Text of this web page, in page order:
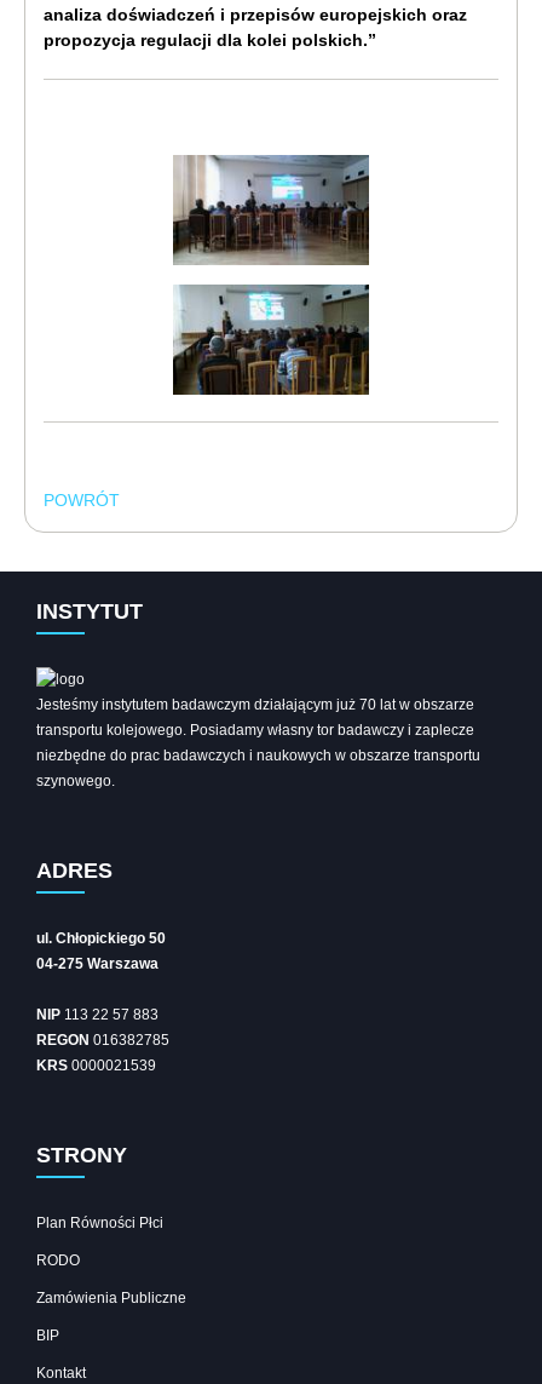
analiza doświadczeń i przepisów europejskich oraz
propozycja regulacji dla kolei polskich.”
POWRÓT
INSTYTUT
Jesteśmy instytutem badawczym działającym już 70 lat w obszarze
transportu kolejowego. Posiadamy własny tor badawczy i zaplecze
niezbędne do prac badawczych i naukowych w obszarze transportu
szynowego.
ADRES
ul. Chłopickiego 50
04-275 Warszawa
NIP 113 22 57 883
REGON 016382785
KRS 0000021539
STRONY
Plan Równości Płci
RODO
Zamówienia Publiczne
BIP
Kontakt